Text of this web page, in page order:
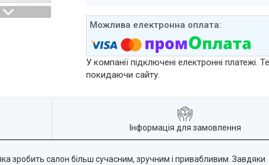
У компанії підключені електронні
покидаючи сайту.
Інформація для замовлення
зробить салон більш сучасним, зручним і привабливим. Завдяки